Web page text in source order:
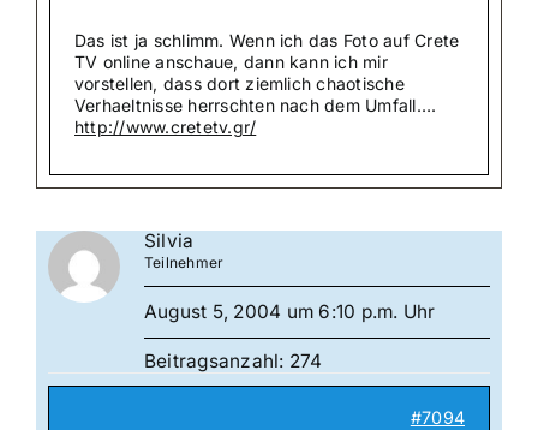
Das ist ja schlimm. Wenn ich das Foto auf Crete
TV online anschaue, dann kann ich mir
vorstellen, dass dort ziemlich chaotische
Verhaeltnisse herrschten nach dem Umfall….
http://www.cretetv.gr/
Silvia
Teilnehmer
August 5, 2004 um 6:10 p.m. Uhr
Beitragsanzahl: 274
#7094